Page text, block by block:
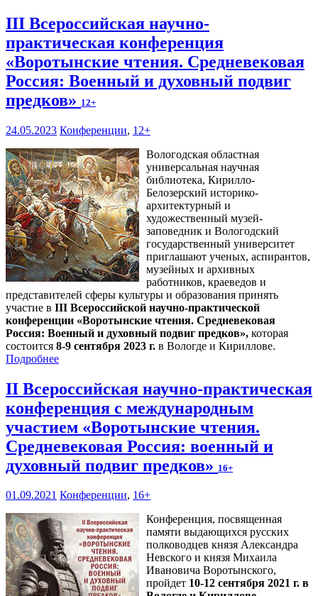
III Всероссийская научно-
практическая конференция
«Воротынские чтения. Средневековая
Россия: Военный и духовный подвиг
предков» 12+
24.05.2023 Конференции, 12+
Вологодская областная
универсальная научная
библиотека, Кирилло-
Белозерский историко-
архитектурный и
художественный музей-
заповедник и Вологодский
государственный университет
приглашают ученых, аспирантов,
музейных и архивных
работников, краеведов и
представителей сферы культуры и образования принять
участие в III Всероссийской научно-практической
конференции «Воротынские чтения. Средневековая
Россия: Военный и духовный подвиг предков», которая
состоится 8-9 сентября 2023 г. в Вологде и Кириллове.
Подробнее
II Всероссийская научно-практическая
конференция с международным
участием «Воротынские чтения.
Средневековая Россия: военный и
духовный подвиг предков» 16+
01.09.2021 Конференции, 16+
Конференция, посвященная
памяти выдающихся русских
полководцев князя Александра
Невского и князя Михаила
Ивановича Воротынского,
пройдет 10-12 сентября 2021 г. в